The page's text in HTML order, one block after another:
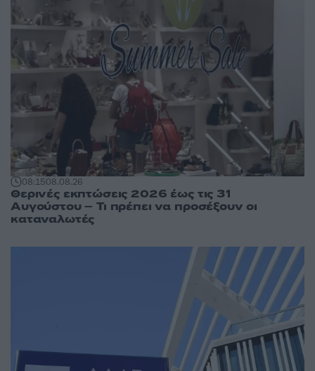
08:1508.08.26
Θερινές εκπτώσεις 2026 έως τις 31
Αυγούστου – Τι πρέπει να προσέξουν οι
καταναλωτές